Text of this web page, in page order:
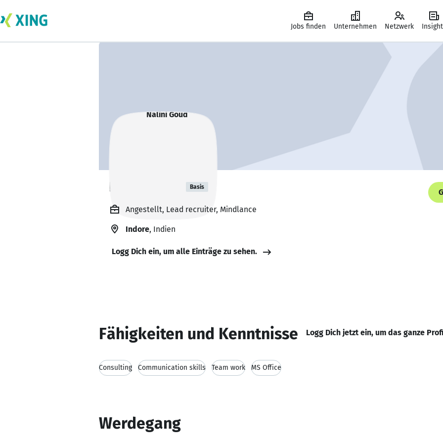
Jobs finden Unternehmen Netzwerk
Nalini Goud Basis
Angestellt, Lead recruiter, Mindlance
Indore, Indien
Logg Dich ein, um alle Einträge zu sehen.
Fähigkeiten und Kenntnisse Logg Dich jetzt ein, um das ganze
Consulting Communication skills Team work MS Office
Werdegang